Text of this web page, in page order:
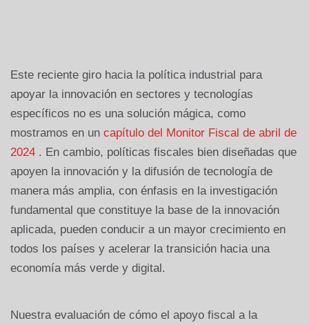
Este reciente giro hacia la política industrial para
apoyar la innovación en sectores y tecnologías
específicos no es una solución mágica, como
mostramos en un capítulo del Monitor Fiscal de abril de
2024 . En cambio, políticas fiscales bien diseñadas que
apoyen la innovación y la difusión de tecnología de
manera más amplia, con énfasis en la investigación
fundamental que constituye la base de la innovación
aplicada, pueden conducir a un mayor crecimiento en
todos los países y acelerar la transición hacia una
economía más verde y digital.
Nuestra evaluación de cómo el apoyo fiscal a la